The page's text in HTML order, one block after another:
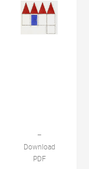
–
Download
PDF